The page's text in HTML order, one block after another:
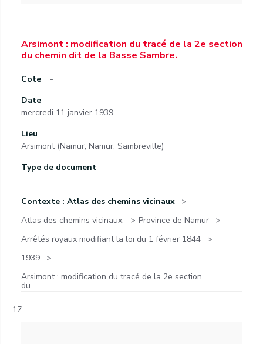
Arsimont : modification du tracé de la 2e section
du chemin dit de la Basse Sambre.
Cote
-
Date
mercredi 11 janvier 1939
Lieu
Arsimont (Namur, Namur, Sambreville)
Type de document
-
Contexte : Atlas des chemins vicinaux
Atlas des chemins vicinaux.
Province de Namur
Arrêtés royaux modifiant la loi du 1 février 1844
1939
Arsimont : modification du tracé de la 2e section
du...
17